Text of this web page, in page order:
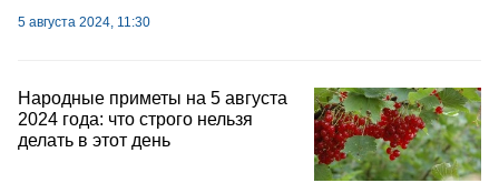
5 августа 2024, 11:30
Народные приметы на 5 августа
2024 года: что строго нельзя
делать в этот день